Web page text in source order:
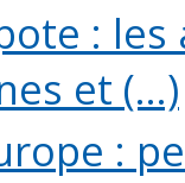
:
et (...)
: